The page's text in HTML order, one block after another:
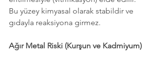
Bu yüzey kimyasal olarak stabildir ve
gıdayla reaksiyona girmez.
Ağır Metal Riski (Kurşun ve Kadmiyum)